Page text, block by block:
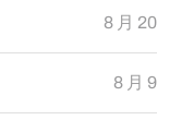
8 月 20
8 月 9